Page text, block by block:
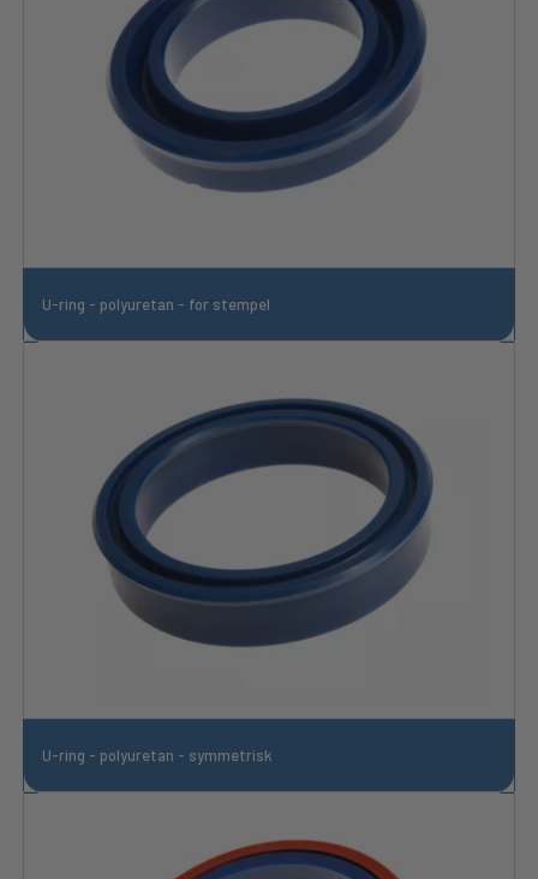
U-ring - polyuretan - for stempel
U-ring - polyuretan - symmetrisk